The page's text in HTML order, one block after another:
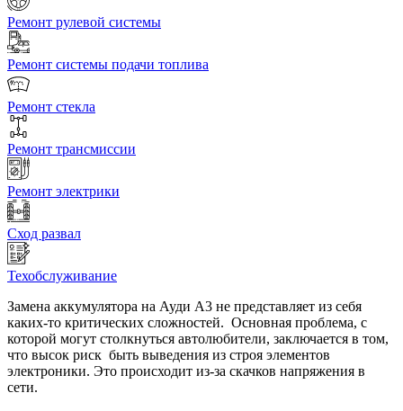
Ремонт рулевой системы
Ремонт системы подачи топлива
Ремонт стекла
Ремонт трансмиссии
Ремонт электрики
Сход развал
Техобслуживание
Замена аккумулятора на Ауди A3 не представляет из себя
каких-то критических сложностей. Основная проблема, с
которой могут столкнуться автолюбители, заключается в том,
что высок риск быть выведения из строя элементов
электроники. Это происходит из-за скачков напряжения в
сети.